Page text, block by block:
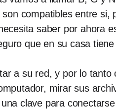
compatibles entre si,
saber por ahora
que en su casa
a su red, y por lo tanto
mirar sus
clave para